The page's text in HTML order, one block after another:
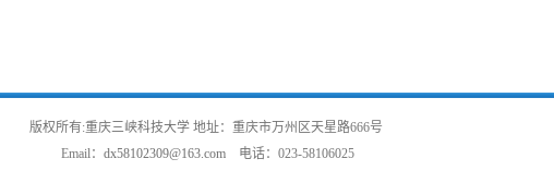
版权所有:重庆三峡科技大学 地址：重庆市万州区天星路666号
Email： dx58102309@163.com电话： 023-58106025